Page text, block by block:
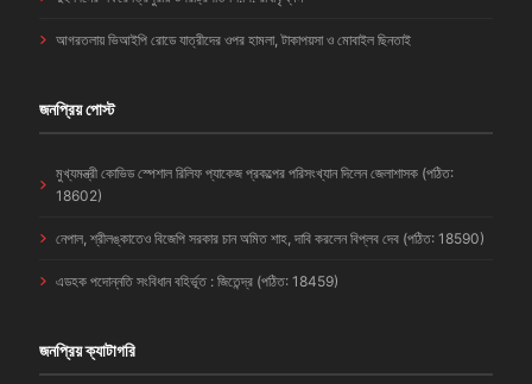
আগরতলায় ভিআইপি রোডে যাত্রীদের ওপর হামলা, টাকাপয়সা ও মোবাইল ছিনতাই
জনপ্রিয় পোস্ট
মুখ্যমন্ত্রী কোভিড স্পেশাল রিলিফ প্যাকেজ প্রকল্পের পরিসংখ্যান দিলেন জেলাশাসক (পঠিত:
18602)
নেপাল, শ্রীলঙ্কাতেও বিজেপি সরকার চান অমিত শাহ, দাবি করলেন বিপ্লব দেব (পঠিত: 18590)
এডহক পদোন্নতি সংবিধান বহির্ভূত : জিতেন্দ্র (পঠিত: 18459)
জনপ্রিয় ক্যাটাগরি